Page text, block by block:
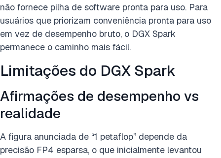
não fornece pilha de software pronta para uso. Para
usuários que priorizam conveniência pronta para uso
em vez de desempenho bruto, o DGX Spark
permanece o caminho mais fácil.
Limitações do DGX Spark
Afirmações de desempenho vs
realidade
A figura anunciada de “1 petaflop” depende da
precisão FP4 esparsa, o que inicialmente levantou